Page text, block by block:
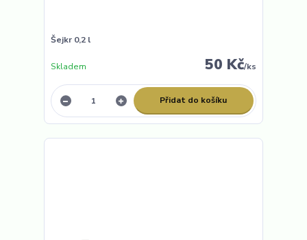
Šejkr 0,2 l
50 Kč/ks
Skladem
Přidat do košíku